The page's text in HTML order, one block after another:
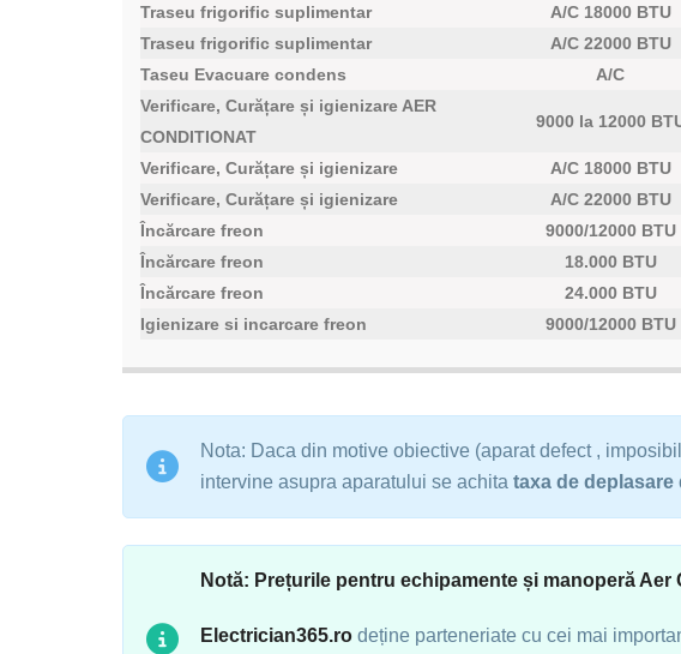
Traseu frigorific suplimentar
A/C 18000 BTU
Traseu frigorific suplimentar
A/C 22000 BTU
Taseu Evacuare condens
A/C
Verificare, Curățare și igienizare AER
CONDITIONAT
9000 la 12000
Verificare, Curățare și igienizare A/C 18000 BTU
Verificare, Curățare și igienizare
A/C 22000 BTU
Încărcare freon
9000/12000 BTU
Încărcare freon
18.000 BTU
Încărcare freon
24.000 BTU
Igienizare si incarcare freon
9000/12000 BTU
Nota: Daca din motive obiective (aparat defect ,
intervine asupra aparatului se achita taxa de deplasare
Notă: Prețurile pentru echipamente și manoperă
Electrician365.ro deține parteneriate cu cei mai